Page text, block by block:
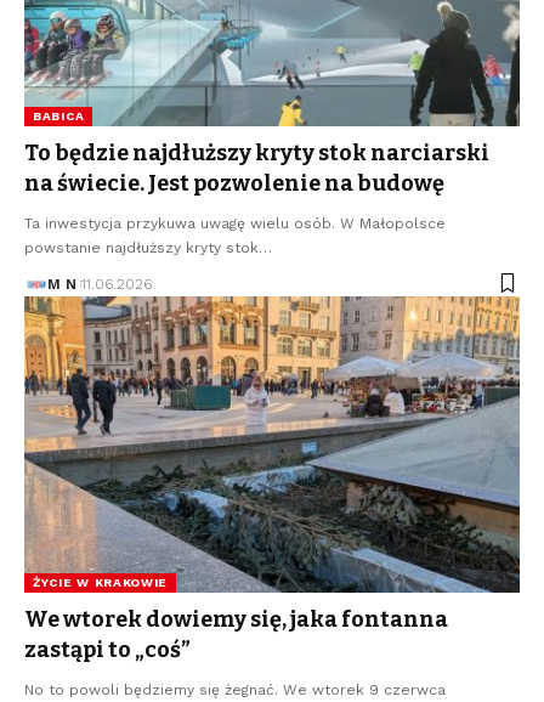
BABICA
To będzie najdłuższy kryty stok narciarski
na świecie. Jest pozwolenie na budowę
Ta inwestycja przykuwa uwagę wielu osób. W Małopolsce
powstanie najdłuższy kryty stok…
M N 11.06.2026
ŻYCIE W KRAKOWIE
We wtorek dowiemy się, jaka fontanna
zastąpi to „coś”
No to powoli będziemy się żegnać. We wtorek 9 czerwca